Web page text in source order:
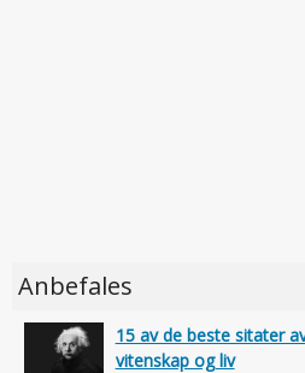
Anbefales
15 av de beste sitater
vitenskap og liv